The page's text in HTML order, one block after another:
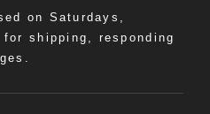
on Saturdays,
shipping, responding